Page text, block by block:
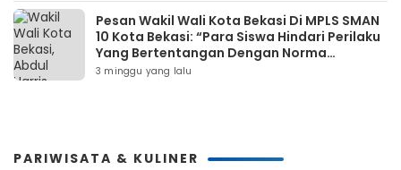
Pesan Wakil Wali Kota Bekasi Di MPLS SMAN
10 Kota Bekasi: “Para Siswa Hindari Perilaku
Yang Bertentangan Dengan Norma
Masyarakat Maupun Agama”
3 minggu yang lalu
PARIWISATA & KULINER